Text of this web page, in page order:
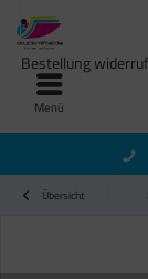
Menü
Bestellung
Übersicht